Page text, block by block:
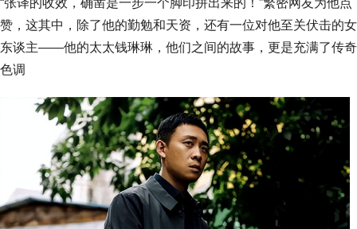
“张译的收效，确凿是一步一个脚印拼出来的！”繁密网友为他点
赞，这其中，除了他的勤勉和天资，还有一位对他至关伏击的女
东谈主——他的太太钱琳琳，他们之间的故事，更是充满了传奇
色调